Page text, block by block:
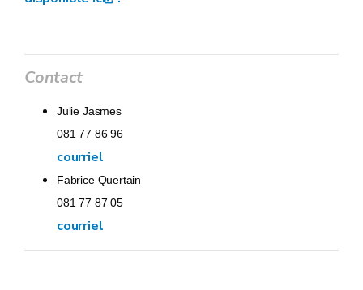
Contact
Julie Jasmes
081 77 86 96
courriel
Fabrice Quertain
081 77 87 05
courriel